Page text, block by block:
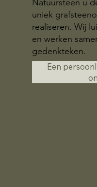
Natuursteen u
uniek
realiseren. Wij
en werken
gedenkteken.
Een